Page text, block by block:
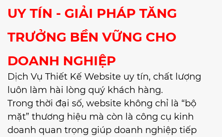
UY TÍN - GIẢI PHÁP TĂNG
TRƯỞNG BỀN VỮNG CHO
DOANH NGHIỆP
Dịch Vụ Thiết Kế Website uy tín, chất lượng
luôn làm hài lòng quý khách hàng.
Trong thời đại số, website không chỉ là “bộ
mặt” thương hiệu mà còn là công cụ kinh
doanh quan trọng giúp doanh nghiệp tiếp